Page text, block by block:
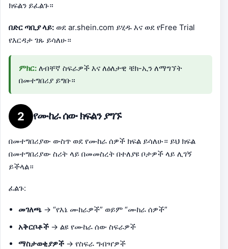
ክፍልን ይፈልጉ።
በድር ጣቢያ ላይ: ወደ ar.shein.com ይሂዱ እና ወደ የFree Trial
የእርዳታ ገጹ ይሳለሁ።
ምክር: ለብቸኛ ስፍራዎች እና ለዕለታዊ ቼክ-ኢን ለማግኘት
በመተግበሪያ ይግቡ።
2 የሙከራ ሰው ክፍልን ያግኙ
በመተግበሪያው ውስጥ ወደ የሙከራ ሰዎች ክፍል ይሳለሁ። ይህ ክፍል
በመተግበሪያው ስሪት ላይ በመመስረት በተለያዩ ቦታዎች ላይ ሊገኝ
ይችላል።
ፈልጉ:
መገለጫ→ “የእኔ ሙከራዎች” ወይም “ሙከራ ሰዎች”
አቅርቦቶች→ ልዩ የሙከራ ሰው ስፍራዎች
ማስታወቂያዎች→ የስፍራ ግብዣዎች